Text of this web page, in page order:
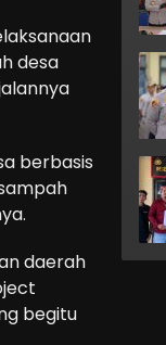
desa
berbasis
daerah
begitu